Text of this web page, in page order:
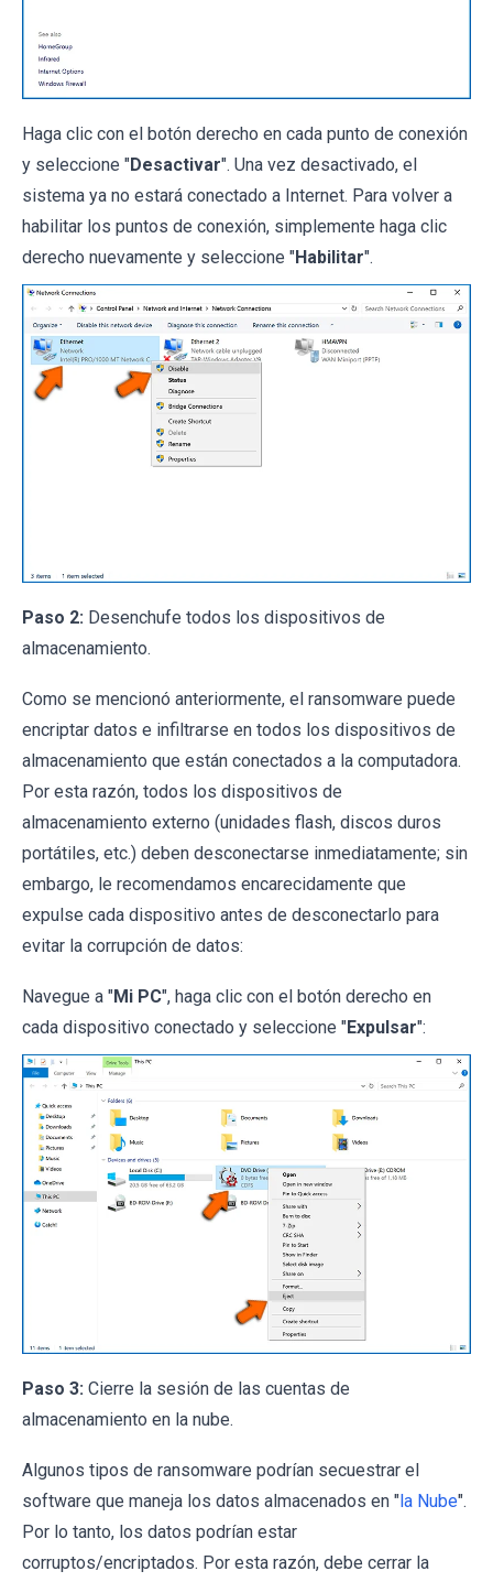
Haga clic con el botón derecho en cada punto de conexión
y seleccione "Desactivar". Una vez desactivado, el
sistema ya no estará conectado a Internet. Para volver a
habilitar los puntos de conexión, simplemente haga clic
derecho nuevamente y seleccione "Habilitar".
Paso 2: Desenchufe todos los dispositivos de
almacenamiento.
Como se mencionó anteriormente, el ransomware puede
encriptar datos e infiltrarse en todos los dispositivos de
almacenamiento que están conectados a la computadora.
Por esta razón, todos los dispositivos de
almacenamiento externo (unidades flash, discos duros
portátiles, etc.) deben desconectarse inmediatamente; sin
embargo, le recomendamos encarecidamente que
expulse cada dispositivo antes de desconectarlo para
evitar la corrupción de datos:
Navegue a "Mi PC", haga clic con el botón derecho en
cada dispositivo conectado y seleccione "Expulsar":
Paso 3: Cierre la sesión de las cuentas de
almacenamiento en la nube.
Algunos tipos de ransomware podrían secuestrar el
software que maneja los datos almacenados en " la Nube".
Por lo tanto, los datos podrían estar
corruptos/encriptados. Por esta razón, debe cerrar la